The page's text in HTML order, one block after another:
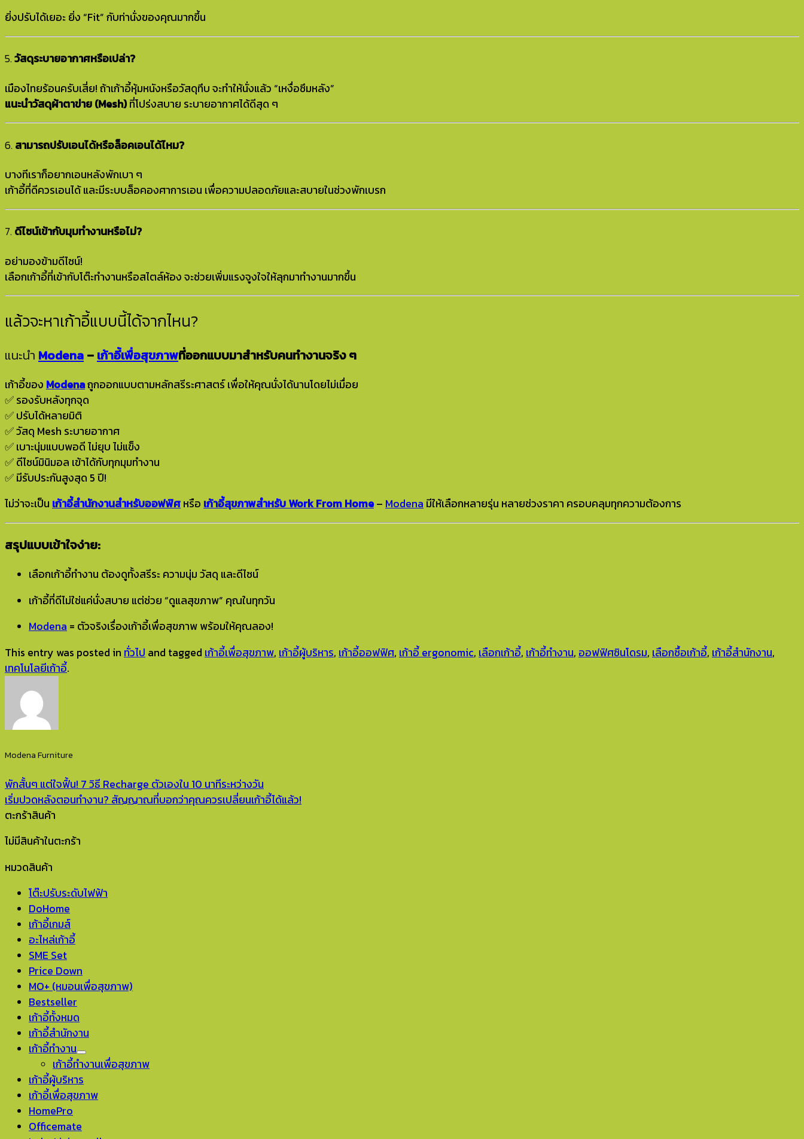
ยิ่งปรับได้เยอะ ยิ่ง “Fit” กับท่านั่งของคุณมากขึ้น
5.วัสดุระบายอากาศหรือเปล่า?
เมืองไทยร้อนครับเสี่ย! ถ้าเก้าอี้หุ้มหนังหรือวัสดุทึบ จะทำให้นั่งแล้ว “เหงื่อซึมหลัง”
แนะนำวัสดุผ้าตาข่าย (Mesh)ที่โปร่งสบาย ระบายอากาศได้ดีสุด ๆ
6.สามารถปรับเอนได้หรือล็อคเอนได้ไหม?
บางทีเราก็อยากเอนหลังพักเบา ๆ
เก้าอี้ที่ดีควรเอนได้ และมีระบบล็อคองศาการเอน เพื่อความปลอดภัยและสบายในช่วงพักเบรก
7.ดีไซน์เข้ากับมุมทำงานหรือไม่?
อย่ามองข้ามดีไซน์!
เลือกเก้าอี้ที่เข้ากับโต๊ะทำงานหรือสไตล์ห้อง จะช่วยเพิ่มแรงจูงใจให้ลุกมาทำงานมากขึ้น
แล้วจะหาเก้าอี้แบบนี้ได้จากไหน?
แนะนำ Modena–เก้าอี้เพื่อสุขภาพที่ออกแบบมาสำหรับคนทำงานจริง ๆ
เก้าอี้ของ Modenaถูกออกแบบตามหลักสรีระศาสตร์ เพื่อให้คุณนั่งได้นานโดยไม่เมื่อย
✅ รองรับหลังทุกจุด
✅ ปรับได้หลายมิติ
✅ วัสดุ Mesh ระบายอากาศ
✅ เบาะนุ่มแบบพอดี ไม่ยุบ ไม่แข็ง
✅ ดีไซน์มินิมอล เข้าได้กับทุกมุมทำงาน
✅ มีรับประกันสูงสุด 5 ปี!
ไม่ว่าจะเป็น เก้าอี้สำนักงานสำหรับออฟฟิศหรือ เก้าอี้สุขภาพสำหรับ Work From Home– Modena มีให้เลือกหลายรุ่น หลายช่วงราคา ครอบคลุมทุกความต้องการ
สรุปแบบเข้าใจง่าย:
เลือกเก้าอี้ทำงาน ต้องดูทั้งสรีระ ความนุ่ม วัสดุ และดีไซน์
เก้าอี้ที่ดีไม่ใช่แค่นั่งสบาย แต่ช่วย “ดูแลสุขภาพ” คุณในทุกวัน
Modena = ตัวจริงเรื่องเก้าอี้เพื่อสุขภาพ พร้อมให้คุณลอง!
This entry was posted in ทั่วไป and tagged เก้าอี้เพื่อสุขภาพ, เก้าอี้ผู้บริหาร, เก้าอี้ออฟฟิศ, เก้าอี้ ergonomic, เลือกเก้าอี้, เก้าอี้ทำงาน, ออฟฟิศซินโดรม, เลือกซื้อเก้าอี้, เก้าอี้สำนักงาน,
เทคโนโลยีเก้าอี้.
Modena Furniture
พักสั้นๆ แต่ใจฟื้น! 7 วิธี Recharge ตัวเองใน 10 นาทีระหว่างวัน
เริ่มปวดหลังตอนทำงาน? สัญญาณที่บอกว่าคุณควรเปลี่ยนเก้าอี้ได้แล้ว!
ตะกร้าสินค้า
ไม่มีสินค้าในตะกร้า
หมวดสินค้า
โต๊ะปรับระดับไฟฟ้า
DoHome
เก้าอี้เกมส์
อะไหล่เก้าอี้
SME Set
Price Down
MO+ (หมอนเพื่อสุขภาพ)
Bestseller
เก้าอี้ทั้งหมด
เก้าอี้สำนักงาน
เก้าอี้ทำงาน
เก้าอี้ทำงานเพื่อสุขภาพ
เก้าอี้ผู้บริหาร
เก้าอี้เพื่อสุขภาพ
HomePro
Officemate